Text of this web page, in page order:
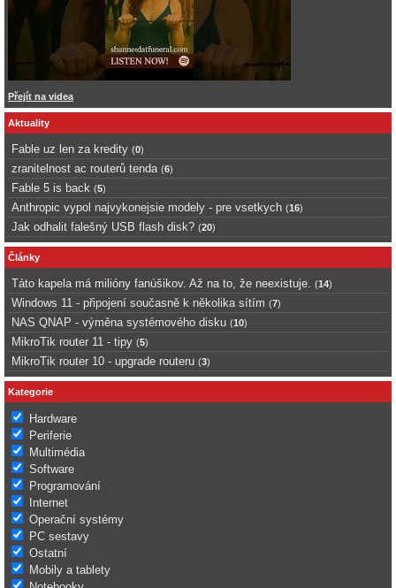
Přejít na videa
Aktuality
Fable uz len za kredity (0)
zranitelnost ac routerů tenda (6)
Fable 5 is back (5)
Anthropic vypol najvykonejsie modely - pre vsetkych (16)
Jak odhalit falešný USB flash disk? (20)
Články
Táto kapela má milióny fanúšikov. Až na to, že neexistuje. (14)
Windows 11 - připojení současně k několika sítím (7)
NAS QNAP - výměna systémového disku (10)
MikroTik router 11 - tipy (5)
MikroTik router 10 - upgrade routeru (3)
Kategorie
Hardware
Periferie
Multimédia
Software
Programování
Internet
Operační systémy
PC sestavy
Ostatní
Mobily a tablety